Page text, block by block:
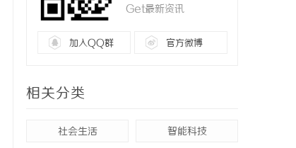
Get最新资讯
加入QQ群 官方微博
相关分类
社会生活 智能科技